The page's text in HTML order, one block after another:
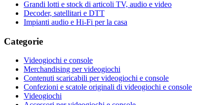
Grandi lotti e stock di articoli TV, audio e video
Decoder, satellitari e DTT
Impianti audio e Hi-Fi per la casa
Categorie
Videogiochi e console
Merchandising per videogiochi
Contenuti scaricabili per videogiochi e console
Confezioni e scatole originali di videogiochi e console
Videogiochi